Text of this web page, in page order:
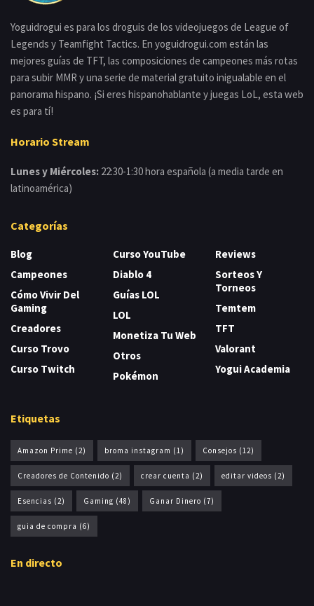
Yoguidrogui es para los droguis de los videojuegos de League of
Legends y Teamfight Tactics. En yoguidrogui.com están las
mejores guías de TFT, las composiciones de campeones más rotas
para subir MMR y una serie de material gratuito inigualable en el
panorama hispano. ¡Si eres hispanohablante y juegas LoL, esta web
es para tí!
Horario Stream
Lunes y Miércoles: 22:30-1:30 hora española (a media tarde en
latinoamérica)
Categorías
Blog
Campeones
Cómo Vivir Del
Gaming
Creadores
Curso Trovo
Curso Twitch
Curso YouTube
Diablo 4
Guías LOL
LOL
Monetiza Tu Web
Otros
Pokémon
Reviews
Sorteos Y
Torneos
Temtem
TFT
Valorant
Yogui Academia
Etiquetas
Amazon Prime (2) broma instagram (1) Consejos (12)
Creadores de Contenido (2) crear cuenta (2) editar videos (2)
Esencias (2) Gaming (48) Ganar Dinero (7)
guia de compra (6)
En directo